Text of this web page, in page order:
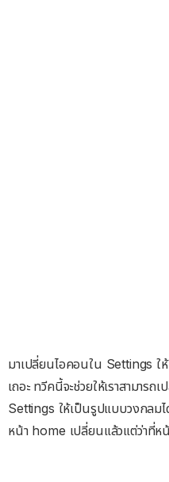
มาเปลี่ยนไอคอนใน Settings
เถอะ ทวีคนี้จะช่วยให้เราสามาร
Settings ให้เป็นรูปแบบวงกลม
หน้า home เปลี่ยนแล้วแต่ว่าที่ห